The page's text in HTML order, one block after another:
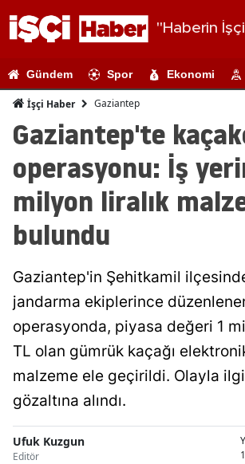
"Haberin
Gündem Spor Ekonomi
İşçi Haber Gaziantep
Gaziantep'te
operasyonu: İş
milyon liralık
bulundu
Gaziantep'in Şehitkamil
jandarma ekiplerince
operasyonda, piyasa değeri 1
TL olan gümrük kaçağı
malzeme ele geçirildi. Olayla
gözaltına alındı.
Ufuk Kuzgun
Editör